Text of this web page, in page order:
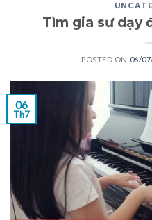
Tìm gia sư dạy
POSTED ON 06/
06
Th7